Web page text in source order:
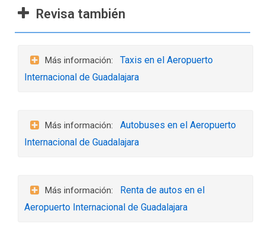
Revisa también
Taxis en el Aeropuerto
Internacional de Guadalajara
Autobuses en el Aeropuerto
Internacional de Guadalajara
Renta de autos en el
Aeropuerto Internacional de Guadalajara